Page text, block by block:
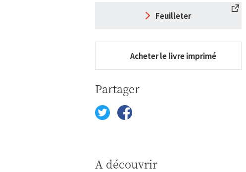
Feuilleter
Acheter le livre imprimé
Partager
A découvrir